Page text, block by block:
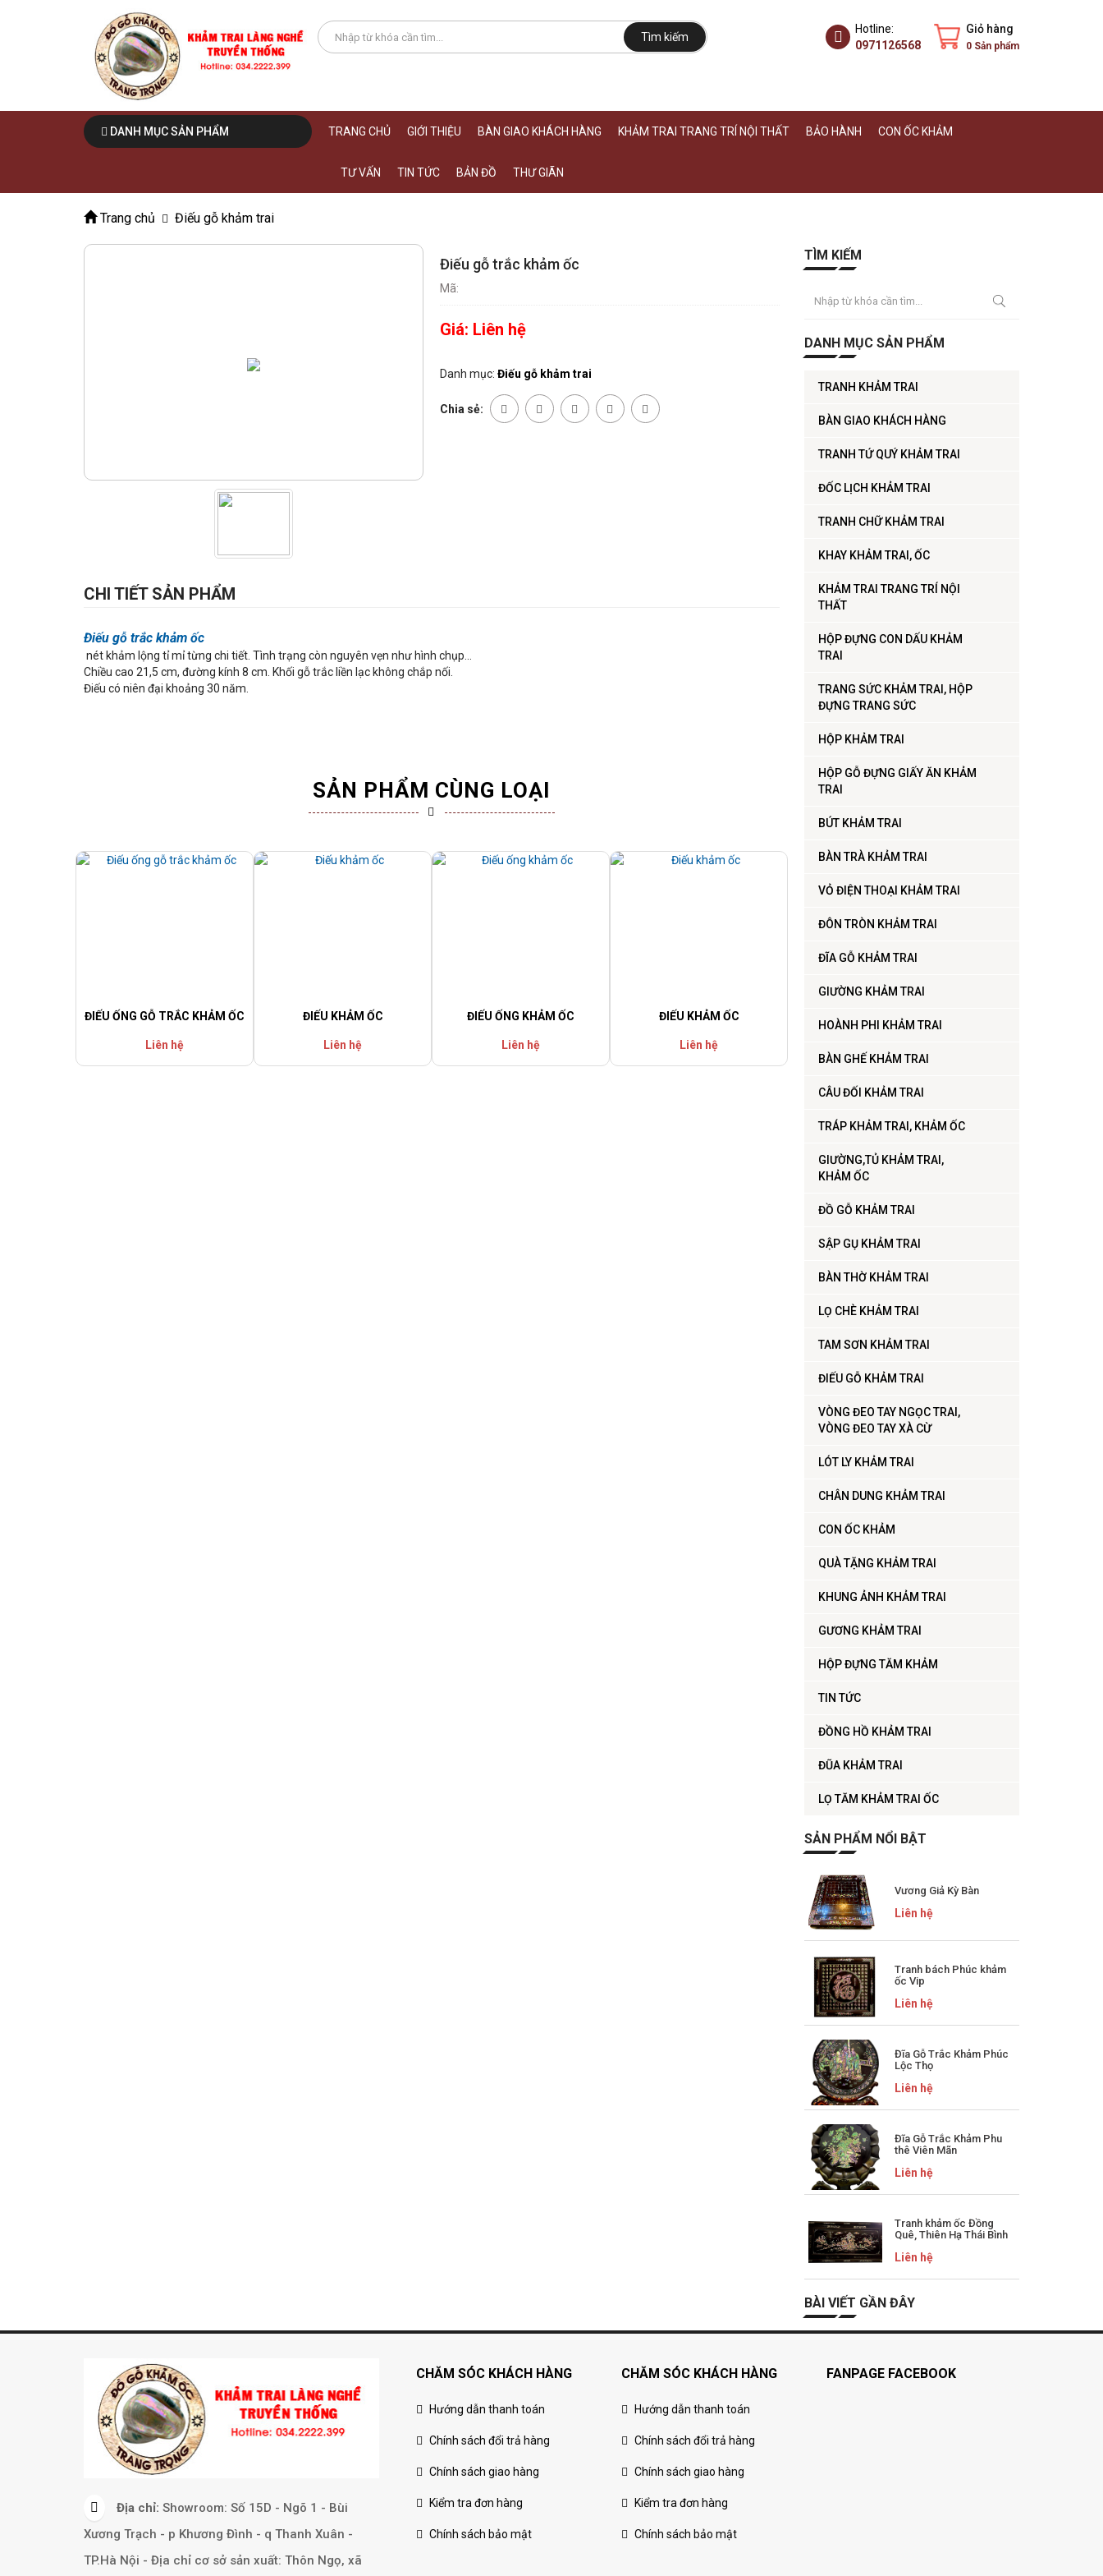
Tìm kiếm
Giỏ hàng
0 Sản phẩm
Hotline:
0971126568
DANH MỤC SẢN PHẨM TRANG CHỦ GIỚI THIỆU BÀN GIAO KHÁCH HÀNG KHẢM TRAI TRANG TRÍ NỘI THẤT BẢO HÀNH CON ỐC KHẢM
TƯ VẤN TIN TỨC BẢN ĐỒ THƯ GIÃN
Trang chủ Điếu gỗ khảm trai
Điếu gỗ trắc khảm ốc
Mã:
Giá: Liên hệ
Danh mục: Điếu gỗ khảm trai
Chia sẻ:
CHI TIẾT SẢN PHẨM
Điếu gỗ trắc khảm ốc
nét khảm lộng tỉ mỉ từng chi tiết. Tình trạng còn nguyên vẹn như hình chụp...
Chiều cao 21,5 cm, đường kính 8 cm. Khối gỗ trắc liền lạc không chắp nối.
Điếu có niên đại khoảng 30 năm.
SẢN PHẨM CÙNG LOẠI
ĐIẾU ỐNG GỖ TRẮC KHẢM ỐC
Liên hệ
ĐIẾU KHẢM ỐC
Liên hệ
ĐIẾU ỐNG KHẢM ỐC
Liên hệ
ĐIẾU KHẢM ỐC
Liên hệ
TÌM KIẾM
DANH MỤC SẢN PHẨM
TRANH KHẢM TRAI
BÀN GIAO KHÁCH HÀNG
TRANH TỨ QUÝ KHẢM TRAI
ĐỐC LỊCH KHẢM TRAI
TRANH CHỮ KHẢM TRAI
KHAY KHẢM TRAI, ỐC
KHẢM TRAI TRANG TRÍ NỘI
THẤT
HỘP ĐỰNG CON DẤU KHẢM
TRAI
TRANG SỨC KHẢM TRAI, HỘP
ĐỰNG TRANG SỨC
HỘP KHẢM TRAI
HỘP GỖ ĐỰNG GIẤY ĂN KHẢM
TRAI
BÚT KHẢM TRAI
BÀN TRÀ KHẢM TRAI
VỎ ĐIỆN THOẠI KHẢM TRAI
ĐÔN TRÒN KHẢM TRAI
ĐĨA GỖ KHẢM TRAI
GIƯỜNG KHẢM TRAI
HOÀNH PHI KHẢM TRAI
BÀN GHẾ KHẢM TRAI
CÂU ĐỐI KHẢM TRAI
TRÁP KHẢM TRAI, KHẢM ỐC
GIƯỜNG,TỦ KHẢM TRAI,
KHẢM ỐC
ĐỒ GỖ KHẢM TRAI
SẬP GỤ KHẢM TRAI
BÀN THỜ KHẢM TRAI
LỌ CHÈ KHẢM TRAI
TAM SƠN KHẢM TRAI
ĐIẾU GỖ KHẢM TRAI
VÒNG ĐEO TAY NGỌC TRAI,
VÒNG ĐEO TAY XÀ CỪ
LÓT LY KHẢM TRAI
CHÂN DUNG KHẢM TRAI
CON ỐC KHẢM
QUÀ TẶNG KHẢM TRAI
KHUNG ẢNH KHẢM TRAI
GƯƠNG KHẢM TRAI
HỘP ĐỰNG TĂM KHẢM
TIN TỨC
ĐỒNG HỒ KHẢM TRAI
ĐŨA KHẢM TRAI
LỌ TĂM KHẢM TRAI ỐC
SẢN PHẨM NỔI BẬT
Vương Giả Kỳ Bàn
Liên hệ
Tranh bách Phúc khảm
ốc Vip
Liên hệ
Đĩa Gỗ Trắc Khảm Phúc
Lộc Thọ
Liên hệ
Đĩa Gỗ Trắc Khảm Phu
thê Viên Mãn
Liên hệ
Tranh khảm ốc Đồng
Quê, Thiên Hạ Thái Bình
Liên hệ
BÀI VIẾT GẦN ĐÂY
Địa chỉ: Showroom: Số 15D - Ngõ 1 - Bùi
Xương Trạch - p Khương Đình - q Thanh Xuân -
TP.Hà Nội - Địa chỉ cơ sở sản xuất: Thôn Ngọ, xã
CHĂM SÓC KHÁCH HÀNG
Hướng dẫn thanh toán
Chính sách đổi trả hàng
Chính sách giao hàng
Kiểm tra đơn hàng
Chính sách bảo mật
CHĂM SÓC KHÁCH HÀNG
Hướng dẫn thanh toán
Chính sách đổi trả hàng
Chính sách giao hàng
Kiểm tra đơn hàng
Chính sách bảo mật
FANPAGE FACEBOOK